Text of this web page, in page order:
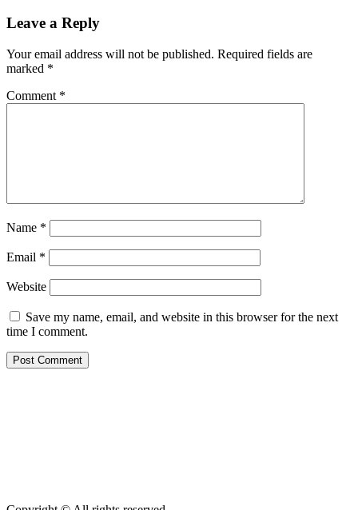
Leave a Reply
Your email address will not be published. Required fields are
marked *
Comment *
Name *
Email *
Website
Save my name, email, and website in this browser for the next
time I comment.